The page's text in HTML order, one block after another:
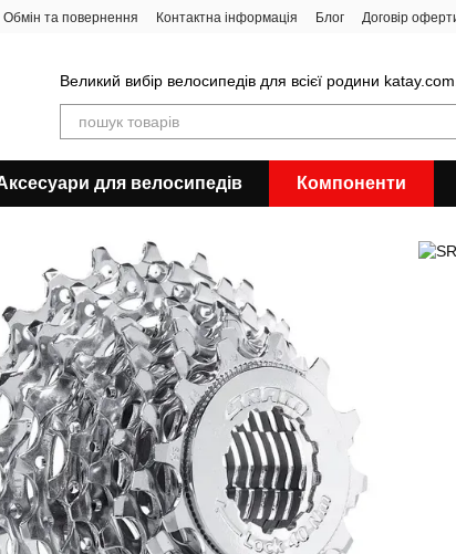
Обмін та повернення Контактна інформація Блог Договір
Великий вибір велосипедів для всієї родини
для велосипедів Компоненти